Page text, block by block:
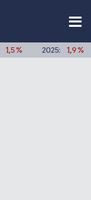
2025: 1,9 % 2024: